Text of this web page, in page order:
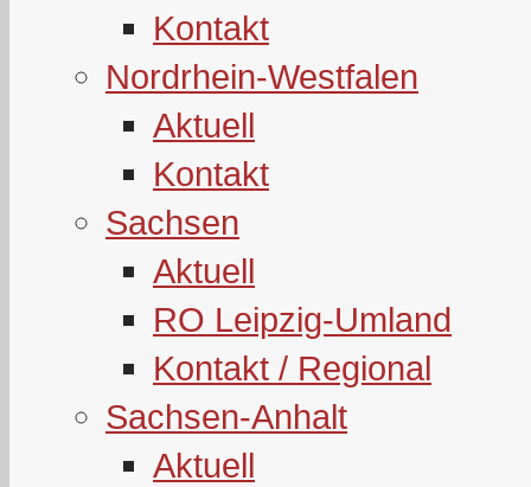
Kontakt
Nordrhein-Westfalen
Aktuell
Kontakt
Sachsen
Aktuell
RO Leipzig-Umland
Kontakt / Regional
Sachsen-Anhalt
Aktuell